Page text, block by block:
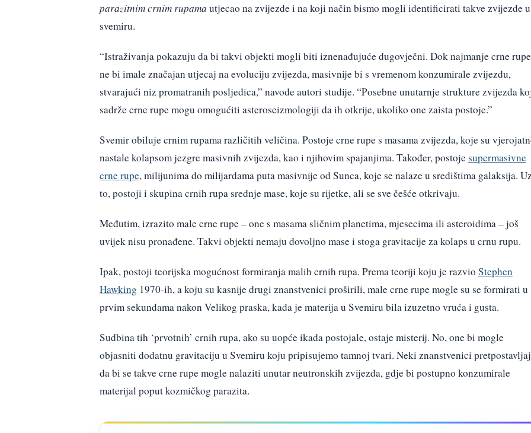
parazitnim crnim rupama utjecao na zvijezde i na koji način bismo mogli identificirati takve zvijezde u
svemiru.
“Istraživanja pokazuju da bi takvi objekti mogli biti iznenađujuće dugovječni. Dok najmanje crne rupe
ne bi imale značajan utjecaj na evoluciju zvijezda, masivnije bi s vremenom konzumirale zvijezdu,
stvarajući niz promatranih posljedica,” navode autori studije. “Posebne unutarnje strukture zvijezda
sadrže crne rupe mogu omogućiti asteroseizmologiji da ih otkrije, ukoliko one zaista postoje.”
Svemir obiluje crnim rupama različitih veličina. Postoje crne rupe s masama zvijezda, koje su
nastale kolapsom jezgre masivnih zvijezda, kao i njihovim spajanjima. Također, postojesupermasivne
crne rupe, milijunima do milijardama puta masivnije od Sunca, koje se nalaze u središtima galaksija.
to, postoji i skupina crnih rupa srednje mase, koje su rijetke, ali se sve češće otkrivaju.
Međutim, izrazito male crne rupe – one s masama sličnim planetima, mjesecima ili asteroidima – još
uvijek nisu pronađene. Takvi objekti nemaju dovoljno mase i stoga gravitacije za kolaps u crnu rupu.
Ipak, postoji teorijska mogućnost formiranja malih crnih rupa. Prema teoriji koju je razvio Stephen
Hawking 1970-ih, a koju su kasnije drugi znanstvenici proširili, male crne rupe mogle su se formirati u
prvim sekundama nakon Velikog praska, kada je materija u Svemiru bila izuzetno vruća i gusta.
Sudbina tih ‘prvotnih’ crnih rupa, ako su uopće ikada postojale, ostaje misterij. No, one bi mogle
objasniti dodatnu gravitaciju u Svemiru koju pripisujemo tamnoj tvari. Neki znanstvenici
da bi se takve crne rupe mogle nalaziti unutar neutronskih zvijezda, gdje bi postupno konzumirale
materijal poput kozmičkog parazita.